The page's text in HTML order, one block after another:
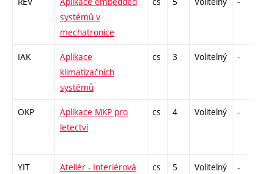
systémů v
mechatronice
IAK
Aplikace
klimatizačních
systémů
cs 3 Volitelný -
OKP
Aplikace MKP pro
letectví
cs 4 Volitelný -
YIT
Ateliér - Interiérová
cs 5 Volitelný -